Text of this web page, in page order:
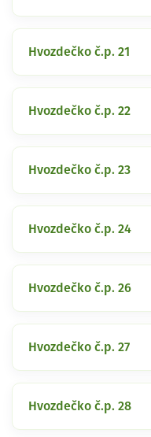
Hvozdečko č.p. 21
Hvozdečko č.p. 22
Hvozdečko č.p. 23
Hvozdečko č.p. 24
Hvozdečko č.p. 26
Hvozdečko č.p. 27
Hvozdečko č.p. 28